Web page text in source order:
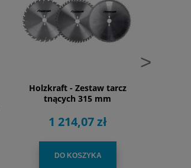
Holzkraft - Zestaw tarcz
tnących 315 mm
1 214,07 zł
DO KOSZYKA
>